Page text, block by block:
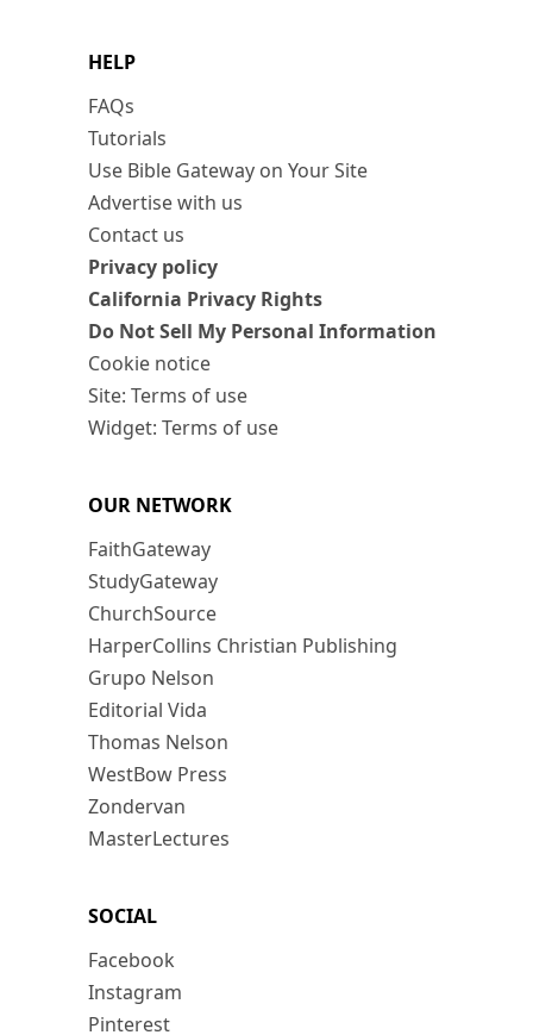
HELP
FAQs
Tutorials
Use Bible Gateway on Your Site
Advertise with us
Contact us
Privacy policy
California Privacy Rights
Do Not Sell My Personal Information
Cookie notice
Site: Terms of use
Widget: Terms of use
OUR NETWORK
FaithGateway
StudyGateway
ChurchSource
HarperCollins Christian Publishing
Grupo Nelson
Editorial Vida
Thomas Nelson
WestBow Press
Zondervan
MasterLectures
SOCIAL
Facebook
Instagram
Pinterest